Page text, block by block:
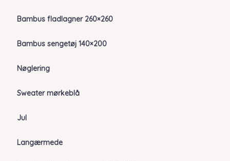
Bambus fladlagner 260×260
Bambus sengetøj 140×200
Nøglering
Sweater mørkeblå
Jul
Langærmede